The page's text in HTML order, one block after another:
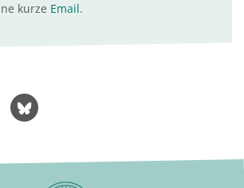
kurze Email.